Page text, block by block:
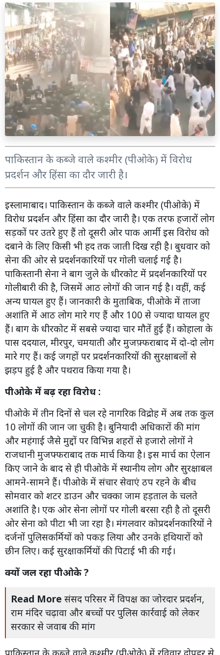
पाकिस्तान के कब्जे वाले कश्मीर (पीओके) में विरोध
प्रदर्शन और हिंसा का दौर जारी है।
इस्लामाबाद। पाकिस्तान के कब्जे वाले कश्मीर (पीओके) में
विरोध प्रदर्शन और हिंसा का दौर जारी है। एक तरफ हजारों लोग
सड़कों पर उतरे हुए हैं तो दूसरी ओर पाक आर्मी इस विरोध को
दबाने के लिए किसी भी हद तक जाती दिख रही है। बुधवार को
सेना की ओर से प्रदर्शनकारियों पर गोली चलाई गई है।
पाकिस्तानी सेना ने बाग जुले के धीरकोट में प्रदर्शनकारियों पर
गोलीबारी की है, जिसमें आठ लोगों की जान गई है। वहीं, कई
अन्य घायल हुए हैं। जानकारी के मुताबिक, पीओके में ताजा
अशांति में आठ लोग मारे गए हैं और 100 से ज्यादा घायल हुए
हैं। बाग के धीरकोट में सबसे ज्यादा चार मौतें हुई हैं। कोहाला के
पास ददयाल, मीरपुर, चमयाती और मुजफ़्फराबाद में दो-दो लोग
मारे गए हैं। कई जगहों पर प्रदर्शनकारियों की सुरक्षाबलों से
झड़प हुई है और पथराव किया गया है।
पीओके में बढ़ रहा विरोध :
पीओके में तीन दिनों से चल रहे नागरिक विद्रोह में अब तक कुल
10 लोगों की जान जा चुकी है। बुनियादी अधिकारों की मांग
और महंगाई जैसे मुद्दों पर विभिन्न शहरों से हजारो लोगों ने
राजधानी मुजफ्फराबाद तक मार्च किया है। इस मार्च का ऐलान
किए जाने के बाद से ही पीओके में स्थानीय लोग और सुरक्षाबल
आमने-सामने हैं। पीओके में संचार सेवाएं ठप रहने के बीच
सोमवार को शटर डाउन और चक्का जाम हड़ताल के चलते
अशांति है। एक ओर सेना लोगों पर गोली बरसा रही है तो दूसरी
ओर सेना को पीटा भी जा रहा है। मंगलवार कोप्रदर्शनकारियों ने
दर्जनों पुलिसकर्मियों को पकड़ लिया और उनके हथियारों को
छीन लिए। कई सुरक्षाकर्मियों की पिटाई भी की गई।
क्यों जल रहा पीओके ?
Read More संसद परिसर में विपक्ष का जोरदार प्रदर्शन,
राम मंदिर चढ़ावा और बच्चों पर पुलिस कार्रवाई को लेकर
सरकार से जवाब की मांग